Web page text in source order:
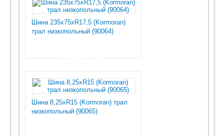
Шина 235х75хR17,5 (Kormoran)
трал низкопольный (90064)
40 500.00 руб
Шина 8,25хR15 (Kormoran) трал
низкопольный (90065)